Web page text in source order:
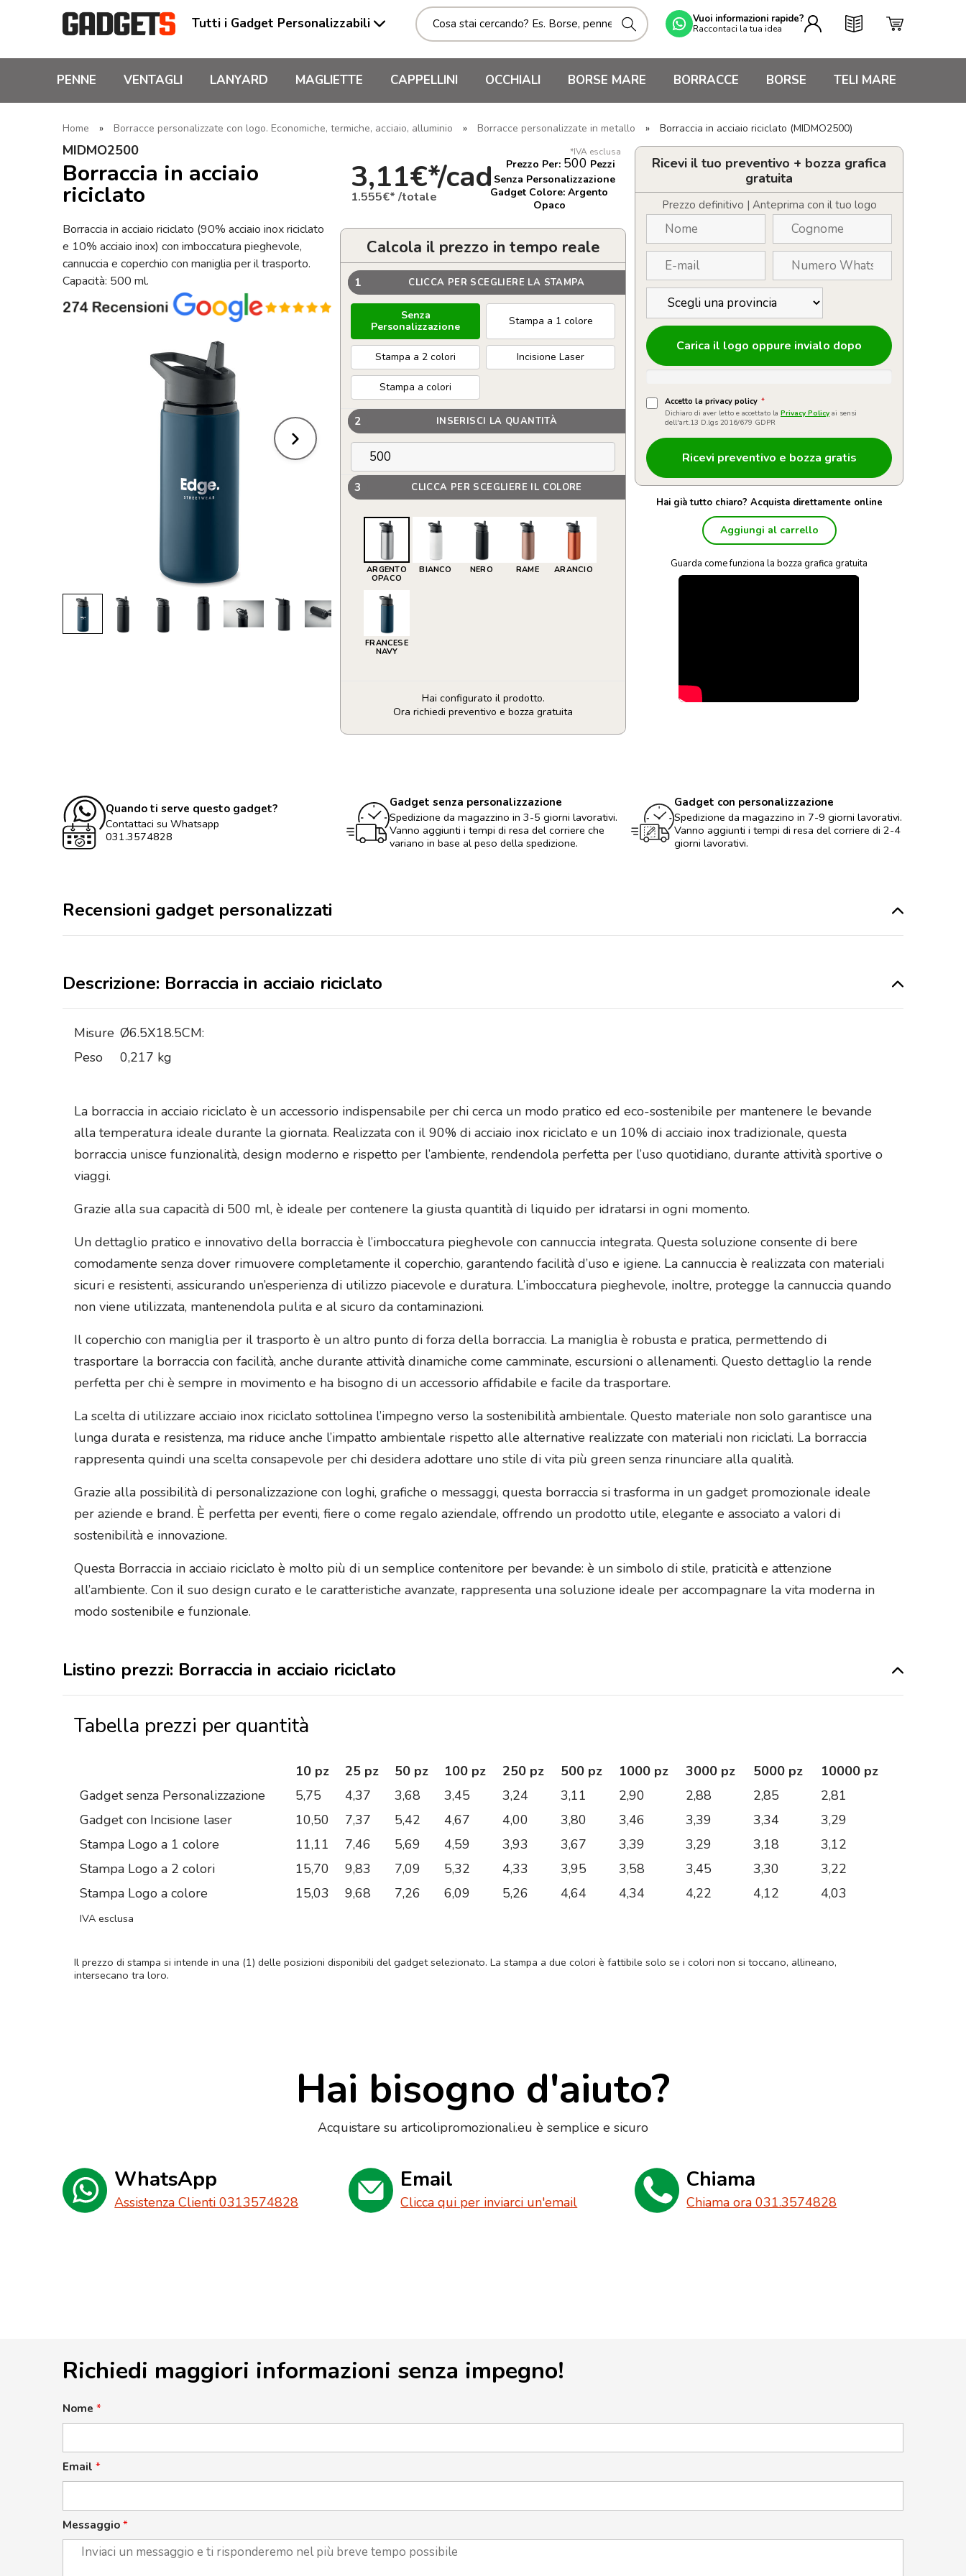
Tutti i Gadget Personalizzabili Vuoi informazioni rapide?
Raccontaci la tua idea
PENNE VENTAGLI LANYARD MAGLIETTE CAPPELLINI OCCHIALI BORSE MARE BORRACCE BORSE TELI MARE
Home » Borracce personalizzate con logo. Economiche, termiche, acciaio, alluminio » Borracce personalizzate in metallo » Borraccia in acciaio riciclato (MIDMO2500)
MIDMO2500
Borraccia in acciaio
riciclato
Borraccia in acciaio riciclato (90% acciaio inox riciclato
e 10% acciaio inox) con imboccatura pieghevole,
cannuccia e coperchio con maniglia per il trasporto.
Capacità: 500 ml.
*IVA esclusa
3,11€*/cad
1.555€* /totale
Prezzo Per: 500 Pezzi
Senza Personalizzazione
Gadget Colore: Argento
Opaco
Calcola il prezzo in tempo reale
1 CLICCA PER SCEGLIERE LA STAMPA
Senza
Personalizzazione
Stampa a 1 colore
Stampa a 2 colori Incisione Laser
Stampa a colori
2 INSERISCI LA QUANTITÀ
3 CLICCA PER SCEGLIERE IL COLORE
ARGENTO
OPACO
BIANCO NERO RAME ARANCIO
FRANCESE
NAVY
Hai configurato il prodotto.
Ora richiedi preventivo e bozza gratuita
Borraccia
Ricevi il tuo preventivo + bozza grafica
gratuita
Prezzo definitivo | Anteprima con il tuo logo
Carica il logo oppure invialo dopo
Accetto la privacy policy *
Dichiaro di aver letto e accettato la Privacy Policy ai sensi
dell'art.13 D.lgs 2016/679 GDPR
Hai già tutto chiaro? Acquista direttamente online
Aggiungi al carrello
Guarda come funziona la bozza grafica gratuita
Quando ti serve questo gadget?
Contattaci su Whatsapp
031.3574828
Gadget senza personalizzazione
Spedizione da magazzino in 3-5 giorni lavorativi.
Vanno aggiunti i tempi di resa del corriere che
variano in base al peso della spedizione.
Gadget con personalizzazione
Spedizione da magazzino in 7-9 giorni lavorativi.
Vanno aggiunti i tempi di resa del corriere di 2-4
giorni lavorativi.
Recensioni gadget personalizzati
Descrizione: Borraccia in acciaio riciclato
Misure Ø6.5X18.5CM:
Peso
0,217 kg
La borraccia in acciaio riciclato è un accessorio indispensabile per chi cerca un modo pratico ed eco-sostenibile per mantenere le bevande
alla temperatura ideale durante la giornata. Realizzata con il 90% di acciaio inox riciclato e un 10% di acciaio inox tradizionale, questa
borraccia unisce funzionalità, design moderno e rispetto per l’ambiente, rendendola perfetta per l’uso quotidiano, durante attività sportive o
viaggi.
Grazie alla sua capacità di 500 ml, è ideale per contenere la giusta quantità di liquido per idratarsi in ogni momento.
Un dettaglio pratico e innovativo della borraccia è l’imboccatura pieghevole con cannuccia integrata. Questa soluzione consente di bere
comodamente senza dover rimuovere completamente il coperchio, garantendo facilità d’uso e igiene. La cannuccia è realizzata con materiali
sicuri e resistenti, assicurando un’esperienza di utilizzo piacevole e duratura. L’imboccatura pieghevole, inoltre, protegge la cannuccia quando
non viene utilizzata, mantenendola pulita e al sicuro da contaminazioni.
Il coperchio con maniglia per il trasporto è un altro punto di forza della borraccia. La maniglia è robusta e pratica, permettendo di
trasportare la borraccia con facilità, anche durante attività dinamiche come camminate, escursioni o allenamenti. Questo dettaglio la rende
perfetta per chi è sempre in movimento e ha bisogno di un accessorio affidabile e facile da trasportare.
La scelta di utilizzare acciaio inox riciclato sottolinea l’impegno verso la sostenibilità ambientale. Questo materiale non solo garantisce una
lunga durata e resistenza, ma riduce anche l’impatto ambientale rispetto alle alternative realizzate con materiali non riciclati. La borraccia
rappresenta quindi una scelta consapevole per chi desidera adottare uno stile di vita più green senza rinunciare alla qualità.
Grazie alla possibilità di personalizzazione con loghi, grafiche o messaggi, questa borraccia si trasforma in un gadget promozionale ideale
per aziende e brand. È perfetta per eventi, fiere o come regalo aziendale, offrendo un prodotto utile, elegante e associato a valori di
sostenibilità e innovazione.
Questa Borraccia in acciaio riciclato è molto più di un semplice contenitore per bevande: è un simbolo di stile, praticità e attenzione
all’ambiente. Con il suo design curato e le caratteristiche avanzate, rappresenta una soluzione ideale per accompagnare la vita moderna in
modo sostenibile e funzionale.
Listino prezzi: Borraccia in acciaio riciclato
Tabella prezzi per quantità
10 pz 25 pz 50 pz 100 pz 250 pz 500 pz 1000 pz 3000 pz 5000 pz
10000 pz
Gadget senza Personalizzazione
5,75 4,37 3,68 3,45 3,24 3,11 2,90 2,88 2,85
2,81
Gadget con Incisione laser
10,50 7,37 5,42 4,67 4,00 3,80 3,46 3,39 3,34
3,29
Stampa Logo a 1 colore
11,11 7,46 5,69 4,59 3,93 3,67 3,39 3,29 3,18
3,12
Stampa Logo a 2 colori
15,70 9,83 7,09 5,32 4,33 3,95 3,58 3,45 3,30
3,22
Stampa Logo a colore
15,03 9,68 7,26 6,09 5,26 4,64 4,34 4,22 4,12 4,03
IVA esclusa
Il prezzo di stampa si intende in una (1) delle posizioni disponibili del gadget selezionato. La stampa a due colori è fattibile solo se i colori non si toccano, allineano,
intersecano tra loro.
Hai bisogno d'aiuto?
Acquistare su articolipromozionali.eu è semplice e sicuro
WhatsApp
Assistenza Clienti 0313574828
Email
Clicca qui per inviarci un'email
Chiama
Chiama ora 031.3574828
Richiedi maggiori informazioni senza impegno!
Nome *
Email *
Messaggio *